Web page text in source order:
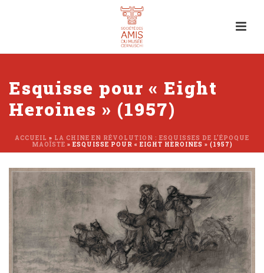
Esquisse pour « Eight
Heroines » (1957)
ACCUEIL » LA CHINE EN RÉVOLUTION : ESQUISSES DE L’ÉPOQUE
MAOÏSTE » ESQUISSE POUR « EIGHT HEROINES » (1957)